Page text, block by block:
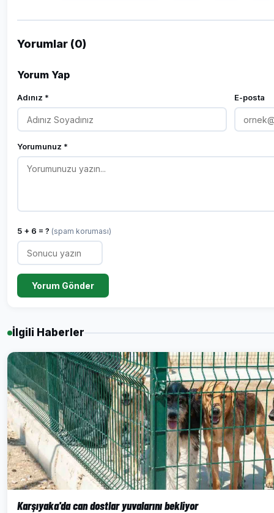
Yorumlar (0)
Yorum Yap
Adınız * E-posta
Yorumunuz *
5 + 6 = ? (spam koruması)
Yorum Gönder
İlgili Haberler
Karşıyaka'da can dostlar yuvalarını bekliyor